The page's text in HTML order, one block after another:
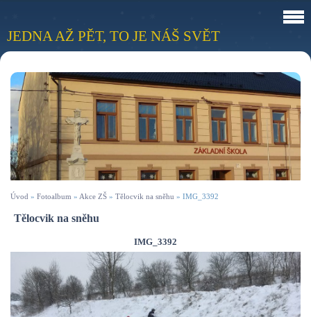
JEDNA AŽ PĚT, TO JE NÁŠ SVĚT
Úvod » Fotoalbum » Akce ZŠ » Tělocvik na sněhu » IMG_3392
Tělocvik na sněhu
IMG_3392